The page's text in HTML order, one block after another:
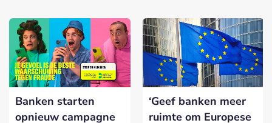
Banken starten
opnieuw campagne
‘Geef banken meer
ruimte om Europese